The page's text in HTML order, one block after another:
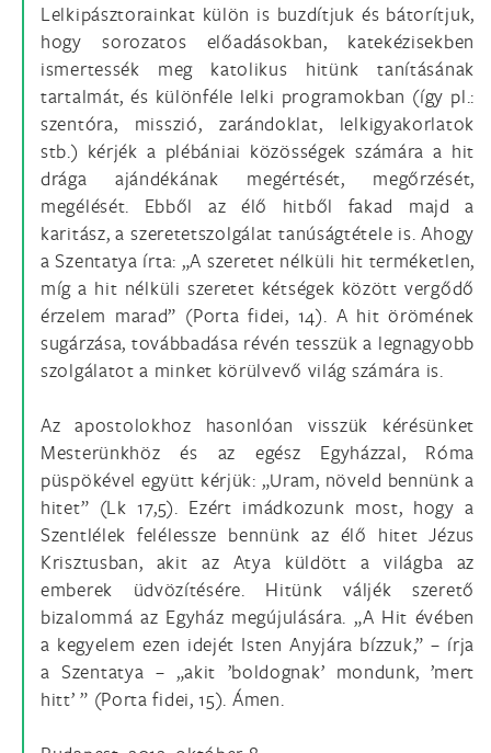
Lelkipásztorainkat külön is buzdítjuk és bátorítjuk,
hogy sorozatos előadásokban, katekézisekben
ismertessék meg katolikus hitünk tanításának
tartalmát, és különféle lelki programokban (így pl.:
szentóra, misszió, zarándoklat, lelkigyakorlatok
stb.) kérjék a plébániai közösségek számára a hit
drága ajándékának megértését, megőrzését,
megélését. Ebből az élő hitből fakad majd a
karitász, a szeretetszolgálat tanúságtétele is. Ahogy
a Szentatya írta: „A szeretet nélküli hit terméketlen,
míg a hit nélküli szeretet kétségek között vergődő
érzelem marad” (Porta fidei, 14). A hit örömének
sugárzása, továbbadása révén tesszük a legnagyobb
szolgálatot a minket körülvevő világ számára is.
Az apostolokhoz hasonlóan visszük kérésünket
Mesterünkhöz és az egész Egyházzal, Róma
püspökével együtt kérjük: „Uram, növeld bennünk a
hitet” (Lk 17,5). Ezért imádkozunk most, hogy a
Szentlélek felélessze bennünk az élő hitet Jézus
Krisztusban, akit az Atya küldött a világba az
emberek üdvözítésére. Hitünk váljék szerető
bizalommá az Egyház megújulására. „A Hit évében
a kegyelem ezen idejét Isten Anyjára bízzuk,” – írja
a Szentatya – „akit ’boldognak’ mondunk, ’mert
hitt’ ” (Porta fidei, 15). Ámen.